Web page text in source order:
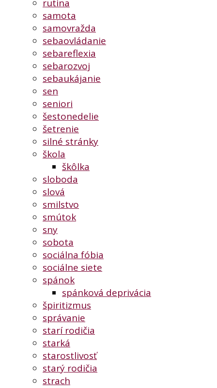
rutina
samota
samovražda
sebaovládanie
sebareflexia
sebarozvoj
sebaukájanie
sen
seniori
šestonedelie
šetrenie
silné stránky
škola
škôlka
sloboda
slová
smilstvo
smútok
sny
sobota
sociálna fóbia
sociálne siete
spánok
spánková deprivácia
špiritizmus
správanie
starí rodičia
starká
starostlivosť
starý rodičia
strach